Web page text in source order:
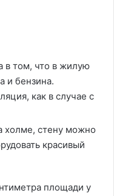
в том, что в жилую
и бензина.
как в случае с
холме, стену можно
красивый
площади у